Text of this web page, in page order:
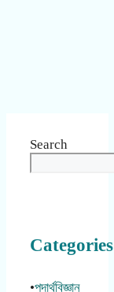
Search
Categories
•পদার্থবিজ্ঞান